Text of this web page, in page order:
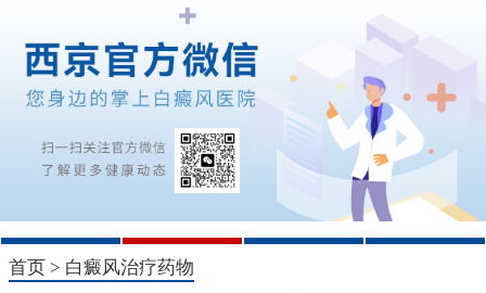
1 2 3 4
首页 > 白癜风治疗药物